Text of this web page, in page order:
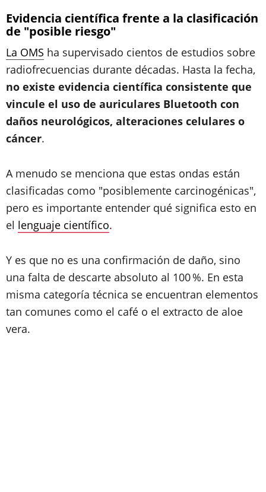
Evidencia científica frente a la clasificación
de "posible riesgo"
La OMS ha supervisado cientos de estudios sobre
radiofrecuencias durante décadas. Hasta la fecha,
no existe evidencia científica consistente que
vincule el uso de auriculares Bluetooth con
daños neurológicos, alteraciones celulares o
cáncer.
A menudo se menciona que estas ondas están
clasificadas como "posiblemente carcinogénicas",
pero es importante entender qué significa esto en
el lenguaje científico.
Y es que no es una confirmación de daño, sino
una falta de descarte absoluto al 100 %. En esta
misma categoría técnica se encuentran elementos
tan comunes como el café o el extracto de aloe
vera.